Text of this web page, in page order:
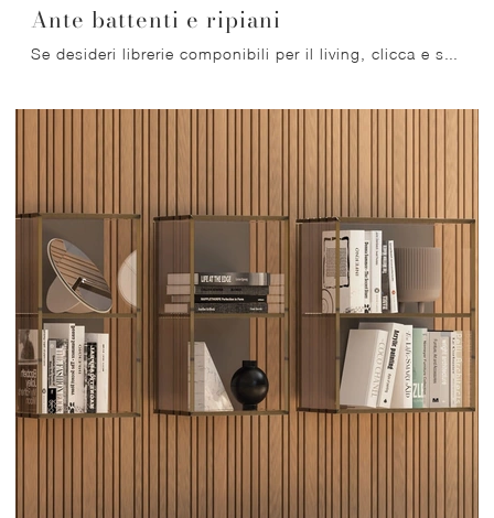
Ante battenti e ripiani